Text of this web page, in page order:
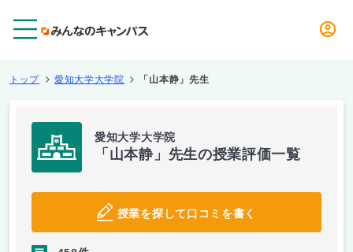
トップ 愛知大学大学院 「山本静」先生
愛知大学大学院
「山本静」先生の授業評価一覧
授業を探して口コミを書く